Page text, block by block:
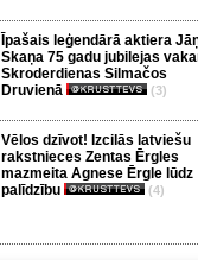
Īpašais leģendārā aktiera
Skaņa 75 gadu jubilejas
Skroderdienas Silmačos
Druvienā
(3)
Vēlos dzīvot! Izcilās latviešu
rakstnieces Zentas Ērgles
mazmeita Agnese Ērgle lūdz
palīdzību
(4)